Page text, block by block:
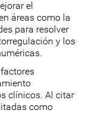
el
áreas como la
para resolver
y los
clínicos. Al citar
como